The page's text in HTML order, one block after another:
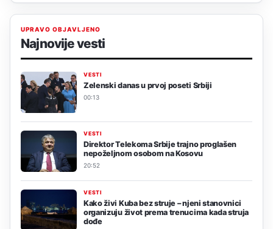
UPRAVO OBJAVLJENO
Najnovije vesti
VESTI
Zelenski danas u prvoj poseti Srbiji
00:13
VESTI
Direktor Telekoma Srbije trajno proglašen
nepoželjnom osobom na Kosovu
20:52
VESTI
Kako živi Kuba bez struje – njeni stanovnici
organizuju život prema trenucima kada struja
dođe